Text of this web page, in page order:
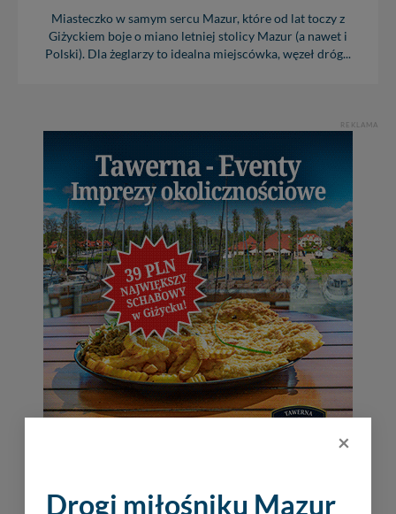
Miasteczko w samym sercu Mazur, które od lat toczy z
Giżyckiem boje o miano letniej stolicy Mazur (a nawet i
Polski). Dla żeglarzy to idealna miejscówka, węzeł dróg...
REKLAMA
×
Drogi miłośniku Mazur